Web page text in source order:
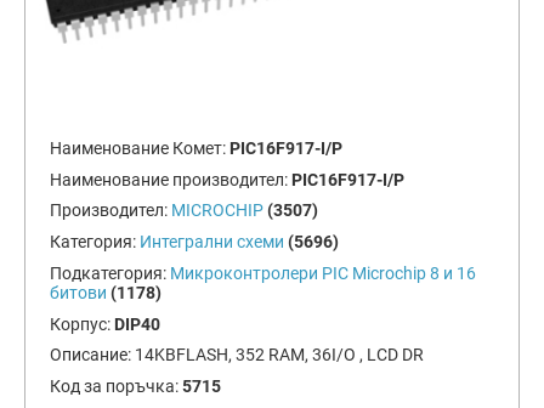
Наименование Комет: PIC16F917-I/P
Наименование производител: PIC16F917-I/P
Производител: MICROCHIP (3507)
Категория: Интегрални схеми (5696)
Подкатегория: Микроконтролери PIC Microchip 8 и 16
битови (1178)
Корпус: DIP40
Описание: 14KBFLASH, 352 RAM, 36I/O , LCD DR
Код за поръчка:5715